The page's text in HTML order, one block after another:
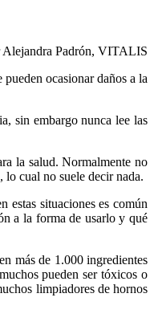
Alejandra Padrón, VITALIS
ocasionar daños a la
sin embargo nunca lee las
la salud. Normalmente no
lo cual no suele decir nada.
estas situaciones es común
a la forma de usarlo y qué
más de 1.000 ingredientes
pueden ser tóxicos o
limpiadores de hornos